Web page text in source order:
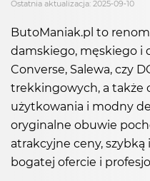
Ostatnia aktualizacja: 2025-09-10
ButoManiak.pl to
damskiego, męskiego i
Converse, Salewa, czy
trekkingowych, a także
użytkowania i modny
oryginalne obuwie
atrakcyjne ceny,
bogatej ofercie i